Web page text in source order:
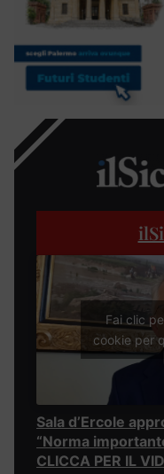
Fai clic
cookie per
Sala d’Ercole
“Norma
CLICCA PER IL